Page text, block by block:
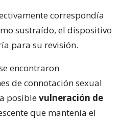
correspondía
sustraído, el dispositivo
para su revisión.
encontraron
de connotación sexual
posiblevulneración de
que mantenía el